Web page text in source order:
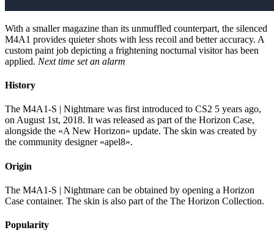
With a smaller magazine than its unmuffled counterpart, the silenced
M4A1 provides quieter shots with less recoil and better accuracy. A
custom paint job depicting a frightening nocturnal visitor has been
applied. Next time set an alarm
History
The M4A1-S | Nightmare was first introduced to CS2 5 years ago,
on August 1st, 2018. It was released as part of the Horizon Case,
alongside the «A New Horizon» update. The skin was created by
the community designer «apel8».
Origin
The M4A1-S | Nightmare can be obtained by opening a Horizon
Case container. The skin is also part of the The Horizon Collection.
Popularity